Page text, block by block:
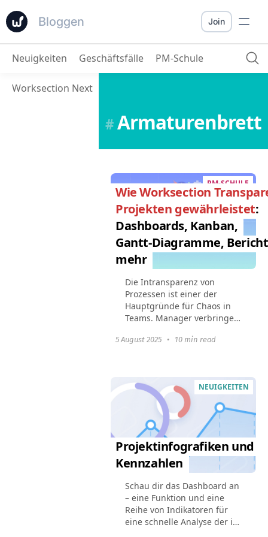
Bloggen Join
Neuigkeiten Geschäftsfälle PM-Schule
Worksection Next
#Armaturenbrett
PM-SCHULE
Wie Worksection
Projekten gewährleistet:
Dashboards, Kanban,
Gantt-Diagramme,
mehr
Die Intransparenz von
Prozessen ist einer der
Hauptgründe für Chaos in
Teams. Manager verbringen
Statusabklärungen,
verstehen, und Kunden...
5 August 2025 • 10 min read
NEUIGKEITEN
Projektinfografiken und
Kennzahlen
Schau dir das Dashboard an
– eine Funktion und eine
Reihe von Indikatoren für
eine schnelle Analyse der im